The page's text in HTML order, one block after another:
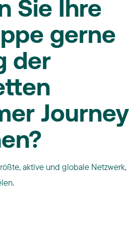
Sie Ihre
gerne
der
Journey
aktive und globale Netzwerk,